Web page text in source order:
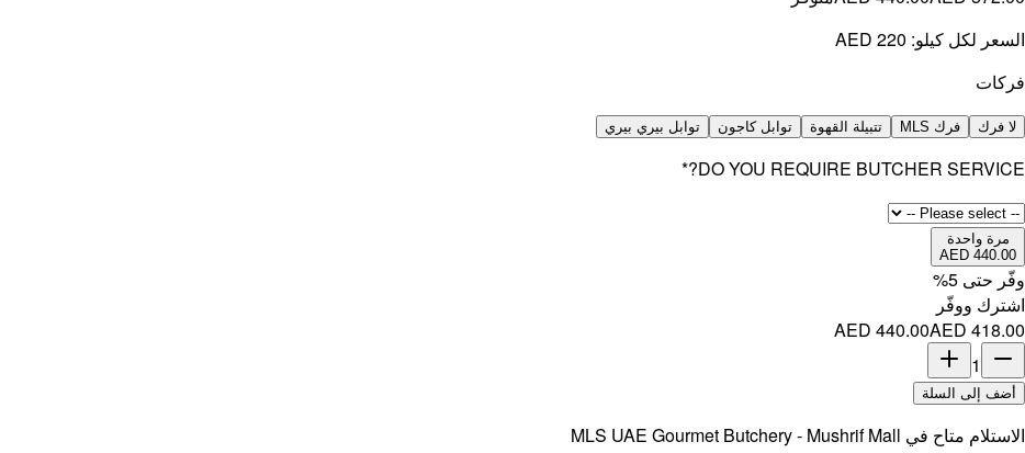
السعر لكل كيلو: AED 220
فركات
لا فرك فرك MLS تتبيلة القهوة توابل كاجون توابل بيري بيري
DO YOU REQUIRE BUTCHER SERVICE?
*
مرة واحدة
AED 440.00
وفّر حتى 5
%
اشترك ووفّر
AED 440.00AED 418.00
1
أضف إلى السلة
الاستلام متاح في MLS UAE Gourmet Butchery - Mushrif Mall